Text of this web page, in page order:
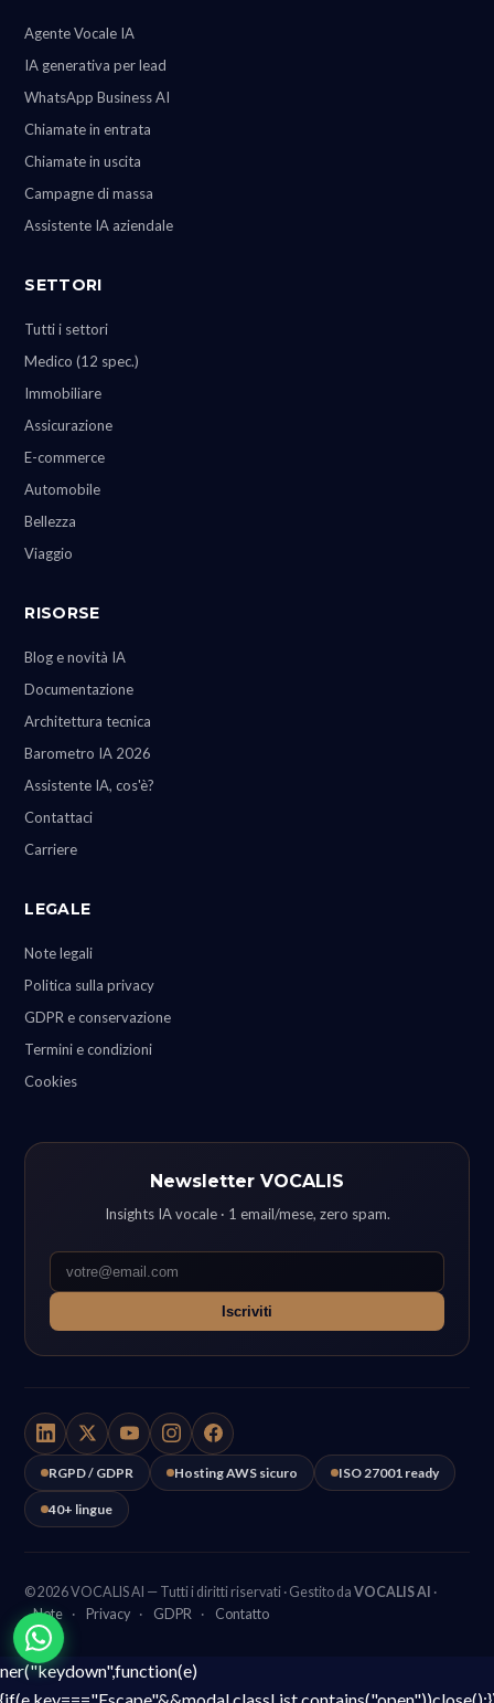
Agente Vocale IA
IA generativa per lead
WhatsApp Business AI
Chiamate in entrata
Chiamate in uscita
Campagne di massa
Assistente IA aziendale
SETTORI
Tutti i settori
Medico (12 spec.)
Immobiliare
Assicurazione
E-commerce
Automobile
Bellezza
Viaggio
RISORSE
Blog e novità IA
Documentazione
Architettura tecnica
Barometro IA 2026
Assistente IA, cos'è?
Contattaci
Carriere
LEGALE
Note legali
Politica sulla privacy
GDPR e conservazione
Termini e condizioni
Cookies
Newsletter VOCALIS
Insights IA vocale · 1 email/mese, zero spam.
Iscriviti
RGPD / GDPR Hosting AWS sicuro ISO 27001 ready
40+ lingue
© 2026 VOCALIS AI — Tutti i diritti riservati · Gestito daVOCALIS AI ·
Note · Privacy · GDPR · Contatto
ner("keydown",function(e)